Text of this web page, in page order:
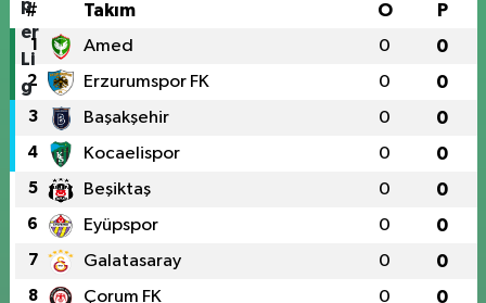
# Takım O P
1 Amed 0 0
2 Erzurumspor FK 0 0
3 Başakşehir 0 0
4 Kocaelispor 0 0
5 Beşiktaş 0 0
6 Eyüpspor 0 0
7 Galatasaray 0 0
8 Çorum FK 0 0